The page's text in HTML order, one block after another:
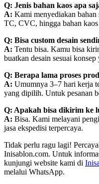
Q: Jenis bahan kaos apa
A: Kami menyediakan bahan
TC, CVC, hingga bahan
Q: Bisa custom desain
A: Tentu bisa. Kamu bisa
buatkan desain sesuai
Q: Berapa lama proses
A: Umumnya 3–7 hari kerja
yang dipilih. Untuk pesanan
Q: Apakah bisa dikirim ke
A: Bisa. Kami melayani
jasa ekspedisi terpercaya.
Tidak perlu ragu lagi!
Inisablon.com. Untuk
kunjungi website kami di
melalui WhatsApp.